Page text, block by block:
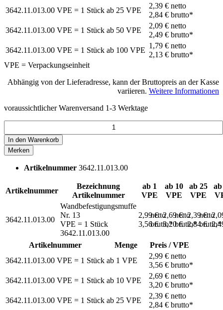
3642.11.013.00 VPE = 1 Stück ab 25 VPE
2,39 €netto
2,84 €brutto*
3642.11.013.00 VPE = 1 Stück ab 50 VPE
2,09 €netto
2,49 €brutto*
3642.11.013.00 VPE = 1 Stück ab 100 VPE
1,79 €netto
2,13 €brutto*
VPE = Verpackungseinheit
Abhängig von der Lieferadresse, kann der Bruttopreis an der Kasse
variieren. Weitere Informationen
voraussichtlicher Warenversand 1-3 Werktage
In den Warenkorb
Merken
Artikelnummer 3642.11.013.00
Artikelnummer
Bezeichnung
Artikelnummer
ab 1
VPE
ab 10
VPE
ab 25
VPE
3642.11.013.00
Wandbefestigungsmuffe
Nr. 13
VPE = 1 Stück
3642.11.013.00
2,99 €
netto
3,56 €brutto*
2,69 €
netto
3,20 €brutto*
2,39 €
netto
2,84 €brutto*
Artikelnummer Menge
Preis / VPE
3642.11.013.00 VPE = 1 Stück ab 1 VPE
2,99 €netto
3,56 €brutto*
3642.11.013.00 VPE = 1 Stück ab 10 VPE
2,69 €netto
3,20 €brutto*
3642.11.013.00 VPE = 1 Stück ab 25 VPE
2,39 €netto
2,84 €brutto*